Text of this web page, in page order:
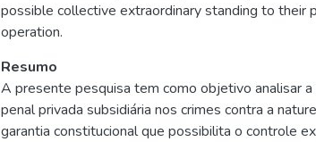
possible collective extraordinary standing to their
operation.
Resumo
A presente pesquisa tem como objetivo analisar
penal privada subsidiária nos crimes contra a
garantia constitucional que possibilita o controle